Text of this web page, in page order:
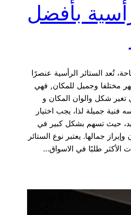
بأفضل
تُعد الستائر الرأسية عنصرًا
مختلفا وجميل للمكان, فهي
تغير شكل والوان المكان و
فنية جميلة لذا، يجب اختيار
حيث تسهم بشكل كبير في
جمالها. يعتبر نوع الستائر
الأكثر طلبًا في الاسواق…